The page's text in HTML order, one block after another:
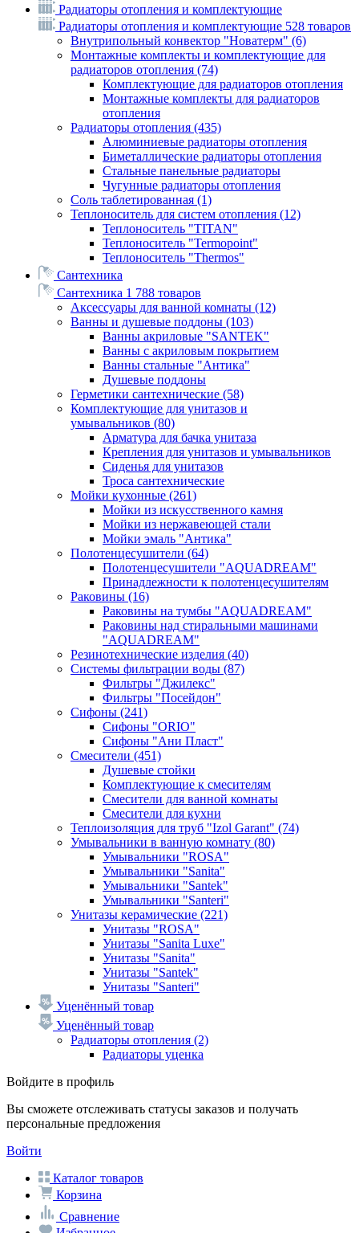
Радиаторы отопления и комплектующие
Радиаторы отопления и комплектующие 528 товаров
Внутрипольный конвектор "Новатерм" (6)
Монтажные комплекты и комплектующие для
радиаторов отопления (74)
Комплектующие для радиаторов отопления
Монтажные комплекты для радиаторов
отопления
Радиаторы отопления (435)
Алюминиевые радиаторы отопления
Биметаллические радиаторы отопления
Стальные панельные радиаторы
Чугунные радиаторы отопления
Соль таблетированная (1)
Теплоноситель для систем отопления (12)
Теплоноситель "TITAN"
Теплоноситель "Termopoint"
Теплоноситель "Thermos"
Сантехника
Сантехника 1 788 товаров
Аксессуары для ванной комнаты (12)
Ванны и душевые поддоны (103)
Ванны акриловые "SANTEK"
Ванны с акриловым покрытием
Ванны стальные "Антика"
Душевые поддоны
Герметики сантехнические (58)
Комплектующие для унитазов и
умывальников (80)
Арматура для бачка унитаза
Крепления для унитазов и умывальников
Сиденья для унитазов
Троса сантехнические
Мойки кухонные (261)
Мойки из искусственного камня
Мойки из нержавеющей стали
Мойки эмаль "Антика"
Полотенцесушители (64)
Полотенцесушители "AQUADREAM"
Принадлежности к полотенцесушителям
Раковины (16)
Раковины на тумбы "AQUADREAM"
Раковины над стиральными машинами
"AQUADREAM"
Резинотехнические изделия (40)
Системы фильтрации воды (87)
Фильтры "Джилекс"
Фильтры "Посейдон"
Сифоны (241)
Сифоны "ORIO"
Сифоны "Ани Пласт"
Смесители (451)
Душевые стойки
Комплектующие к смесителям
Смесители для ванной комнаты
Смесители для кухни
Теплоизоляция для труб "Izol Garant" (74)
Умывальники в ванную комнату (80)
Умывальники "ROSA"
Умывальники "Sanita"
Умывальники "Santek"
Умывальники "Santeri"
Унитазы керамические (221)
Унитазы "ROSA"
Унитазы "Sanita Luxe"
Унитазы "Sanita"
Унитазы "Santek"
Унитазы "Santeri"
Уценённый товар
Уценённый товар
Радиаторы отопления (2)
Радиаторы уценка
Войдите в профиль
Вы сможете отслеживать статусы заказов и получать
персональные предложения
Войти
Каталог товаров
Корзина
Сравнение